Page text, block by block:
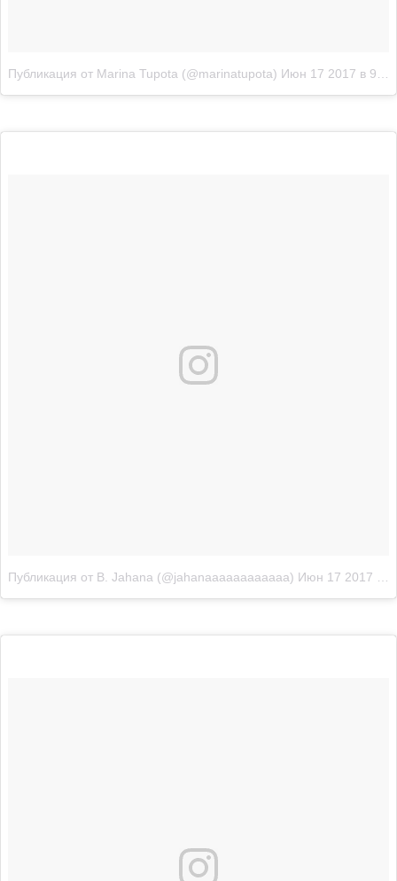
Публикация от Marina Tupota (@marinatupota) Июн 17 2017 в 9:05 PDT
Публикация от B. Jahana (@jahanaaaaaaaaaaaa) Июн 17 2017 в 7:42 PDT